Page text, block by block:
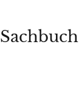
Sachbuch